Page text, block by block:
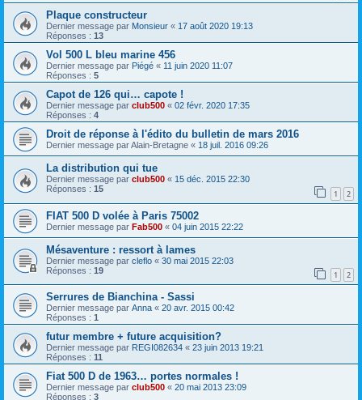
Plaque constructeur
Dernier message par Monsieur « 17 août 2020 19:13
Réponses : 13
Vol 500 L bleu marine 456
Dernier message par Piégé « 11 juin 2020 11:07
Réponses : 5
Capot de 126 qui… capote !
Dernier message par club500 « 02 févr. 2020 17:35
Réponses : 4
Droit de réponse à l'édito du bulletin de mars 2016
Dernier message parAlain-Bretagne « 18 juil. 2016 09:26
La distribution qui tue
Dernier message par club500 « 15 déc. 2015 22:30
Réponses : 15 1 2
FIAT 500 D volée à Paris 75002
Dernier message par Fab500 « 04 juin 2015 22:22
Mésaventure : ressort à lames
Dernier message par cleflo « 30 mai 2015 22:03
Réponses : 19 1 2
Serrures de Bianchina - Sassi
Dernier message par Anna « 20 avr. 2015 00:42
Réponses : 1
futur membre + future acquisition?
Dernier message par REGI082634 « 23 juin 2013 19:21
Réponses : 11
Fiat 500 D de 1963… portes normales !
Dernier message par club500 « 20 mai 2013 23:09
Réponses : 3